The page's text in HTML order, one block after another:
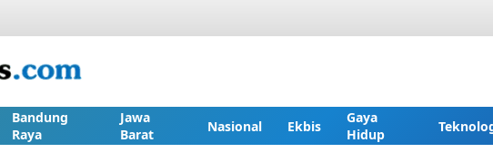
Bandung
Raya
Jawa
Barat
Nasional Ekbis
Gaya
Hidup